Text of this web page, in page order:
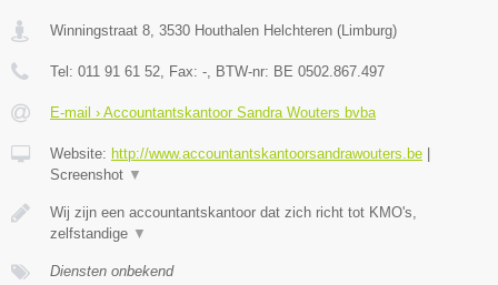
Winningstraat 8 3530 Houthalen Helchteren ( Limburg)
Tel: 011 91 61 52 , Fax: - , BTW-nr: BE 0502.867.497
E-mail › Accountantskantoor Sandra Wouters bvba
Website: http://www.accountantskantoorsandrawouters.be
Screenshot ▼
Wij zijn een accountantskantoor dat zich richt tot KMO's,
zelfstandige ▼
Diensten onbekend